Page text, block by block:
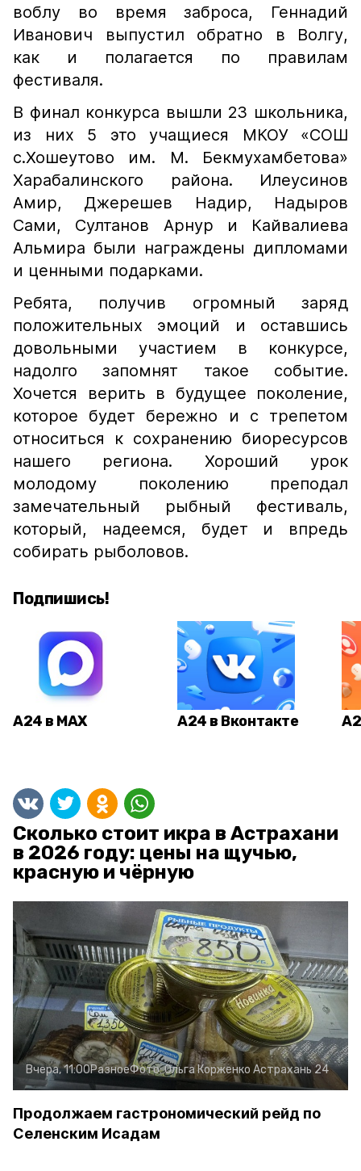
воблу во время заброса, Геннадий
Иванович выпустил обратно в Волгу,
как и полагается по правилам
фестиваля.
В финал конкурса вышли 23 школьника,
из них 5 это учащиеся МКОУ «СОШ
с.Хошеутово им. М. Бекмухамбетова»
Харабалинского района. Илеусинов
Амир, Джерешев Надир, Надыров
Сами, Султанов Арнур и Кайвалиева
Альмира были награждены дипломами
и ценными подарками.
Ребята, получив огромный заряд
положительных эмоций и оставшись
довольными участием в конкурсе,
надолго запомнят такое событие.
Хочется верить в будущее поколение,
которое будет бережно и с трепетом
относиться к сохранению биоресурсов
нашего региона. Хороший урок
молодому поколению преподал
замечательный рыбный фестиваль,
который, надеемся, будет и впредь
собирать рыболовов.
Подпишись!
А24 в MAX А24 в Вконтакте
Сколько стоит икра в Астрахани
в 2026 году: цены на щучью,
красную и чёрную
Вчера, 11:00РазноеФото:Ольга Корженко Астрахань 24
Продолжаем гастрономический рейд по
Селенским Исадам